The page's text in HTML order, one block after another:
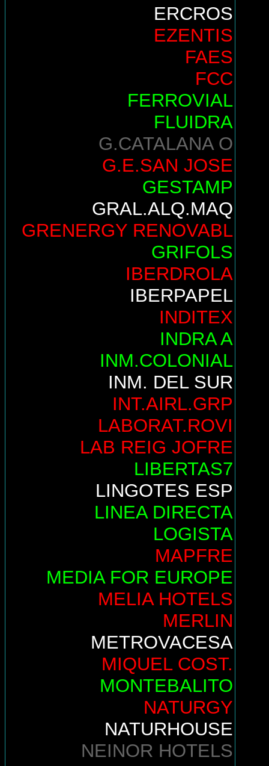
ERCROS
EZENTIS
FAES
FCC
FERROVIAL
FLUIDRA
G.CATALANA O
G.E.SAN JOSE
GESTAMP
GRAL.ALQ.MAQ
GRENERGY RENOVABL
GRIFOLS
IBERDROLA
IBERPAPEL
INDITEX
INDRA A
INM.COLONIAL
INM. DEL SUR
INT.AIRL.GRP
LABORAT.ROVI
LAB REIG JOFRE
LIBERTAS7
LINGOTES ESP
LINEA DIRECTA
LOGISTA
MAPFRE
MEDIA FOR EUROPE
MELIA HOTELS
MERLIN
METROVACESA
MIQUEL COST.
MONTEBALITO
NATURGY
NATURHOUSE
NEINOR HOTELS